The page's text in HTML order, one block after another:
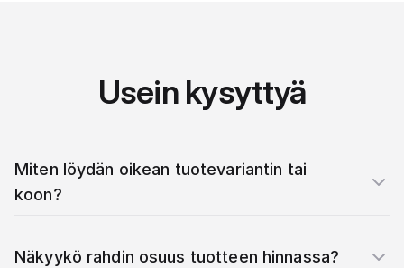
Usein kysyttyä
Miten löydän oikean tuotevariantin tai
koon?
Näkyykö rahdin osuus tuotteen hinnassa?